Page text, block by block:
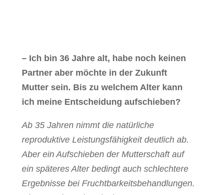
– Ich bin 36 Jahre alt, habe noch keinen
Partner aber möchte in der Zukunft
Mutter sein. Bis zu welchem Alter kann
ich meine Entscheidung aufschieben?
Ab 35 Jahren nimmt die natürliche
reproduktive Leistungsfähigkeit deutlich ab.
Aber ein Aufschieben der Mutterschaft auf
ein späteres Alter bedingt auch schlechtere
Ergebnisse bei Fruchtbarkeitsbehandlungen.